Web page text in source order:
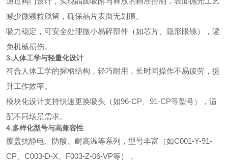
减少微颗粒残留，确保晶片表面无划痕。
吸力稳定，可安全处理微小易碎部件（如芯片、隐形眼镜），避
免机械损伤。
3.人体工学与轻量化设计
符合人体工学的握柄结构，轻巧耐用，长时间操作不易疲劳，提
升工作效率。
模块化设计支持快速更换吸头（如96-CP、91-CP等型号），适
配不同场景需求。
4.多样化型号与高兼容性
覆盖抗静电、防酸、耐高温等系列，型号丰富（如C001-Y-91-
CP、C003-D-X、F003-Z-06-VP等），